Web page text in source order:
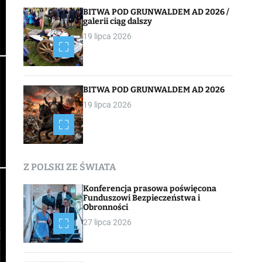
BITWA POD GRUNWALDEM AD 2026 /
galerii ciąg dalszy
19 lipca 2026
BITWA POD GRUNWALDEM AD 2026
19 lipca 2026
Z POLSKI ZE ŚWIATA
Konferencja prasowa poświęcona
Funduszowi Bezpieczeństwa i
Obronności
27 lipca 2026